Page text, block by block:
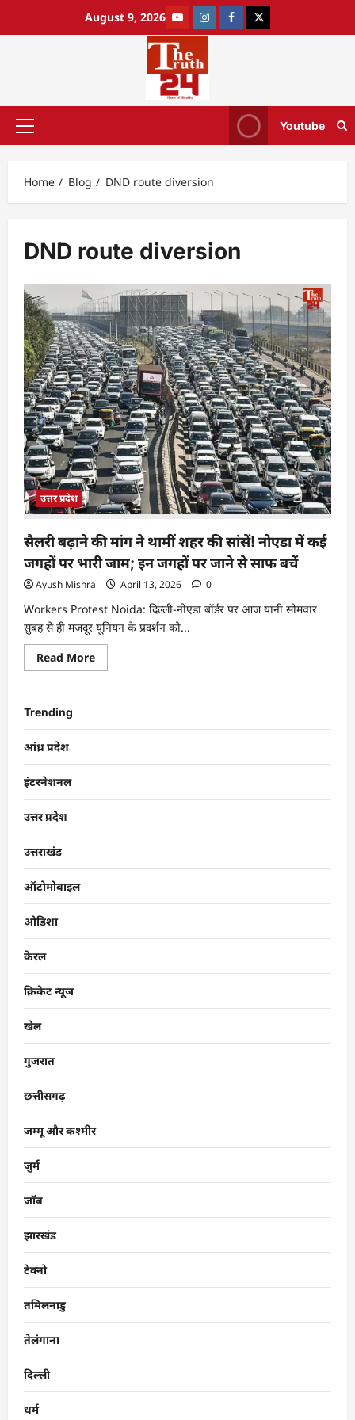
August 9, 2026
Youtube
Home Blog DND route diversion
DND route diversion
उत्तर प्रदेश
सैलरी बढ़ाने की मांग ने थामीं शहर की सांसें! नोएडा में कई
जगहों पर भारी जाम; इन जगहों पर जाने से साफ बचें
Ayush Mishra April 13, 2026 0
Workers Protest Noida: दिल्ली-नोएडा बॉर्डर पर आज यानी सोमवार
सुबह से ही मजदूर यूनियन के प्रदर्शन को...
Read More
Trending
आंध्र प्रदेश
इंटरनेशनल
उत्तर प्रदेश
उत्तराखंड
ऑटोमोबाइल
ओडिशा
केरल
क्रिकेट न्यूज
खेल
गुजरात
छत्तीसगढ़
जम्मू और कश्मीर
जुर्म
जॉब
झारखंड
टेक्नो
तमिलनाडु
तेलंगाना
दिल्ली
धर्म